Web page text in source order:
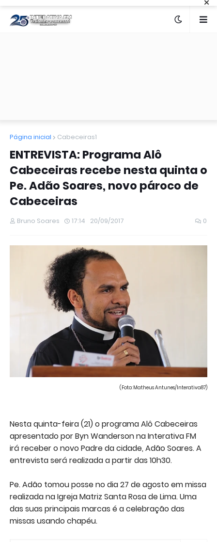
Página inicial Cabeceiras1
ENTREVISTA: Programa Alô
Cabeceiras recebe nesta quinta o
Pe. Adão Soares, novo pároco de
Cabeceiras
Bruno Soares 17:14 20/09/2017 0
(Foto: Matheus Antunes/Interativa87)
Nesta quinta-feira (21) o programa Alô Cabeceiras
apresentado por Byn Wanderson na Interativa FM
irá receber o novo Padre da cidade, Adão Soares. A
entrevista será realizada a partir das 10h30.
Pe. Adão tomou posse no dia 27 de agosto em missa
realizada na Igreja Matriz Santa Rosa de Lima. Uma
das suas principais marcas é a celebração das
missas usando chapéu.